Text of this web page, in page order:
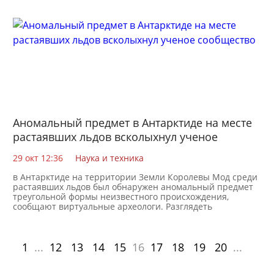
Аномальный предмет в Антарктиде на месте
растаявших льдов всколыхнул ученое
29 окт 12:36
Наука и техника
в Антарктиде на территории Земли Королевы Мод среди
растаявших льдов был обнаружен аномальный предмет
треугольной формы неизвестного происхождения,
сообщают виртуальные археологи. Разглядеть
1 ... 12 13 14 15 16 17 18 19 20 ...